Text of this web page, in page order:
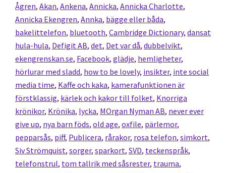
Ågren, Akan, Ankena, Annicka, Annicka Charlotte,
Annicka Ekengren, Annka, bägge eller båda,
bakelittelefon, bluetooth, Cambridge Dictionary, dansat
hula-hula, Defigit AB, det, Det var då, dubbelvikt,
ekengrenskan.se, Facebook, glädje, hemligheter,
hörlurar med sladd, how to be lovely, insikter, inte social
media time, Kaffe och kaka, kamerafunktionen är
förstklassig, kärlek och kakor till folket, Knorriga
krönikor, Krönika, lycka, MOrgan Nyman AB, never ever
give up, nya barn föds, old age, oxfile, pärlemor,
pepparsås, piff, Publicera, rårakor, rosa telefon, simkort,
Siv Strömquist, sorger, sparkort, SVD, teckenspråk,
telefonstrul, tom tallrik med såsrester, trauma,